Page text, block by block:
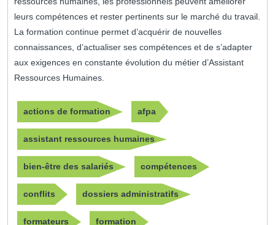
leurs compétences et rester pertinents sur le marché du travail.
La formation continue permet d’acquérir de nouvelles
connaissances, d’actualiser ses compétences et de s’adapter
aux exigences en constante évolution du métier d’Assistant
Ressources Humaines.
actions de formation afpa
assistant ressources humaines
bien-être des salariés compétences
conflits dossiers administratifs
formateurs formation